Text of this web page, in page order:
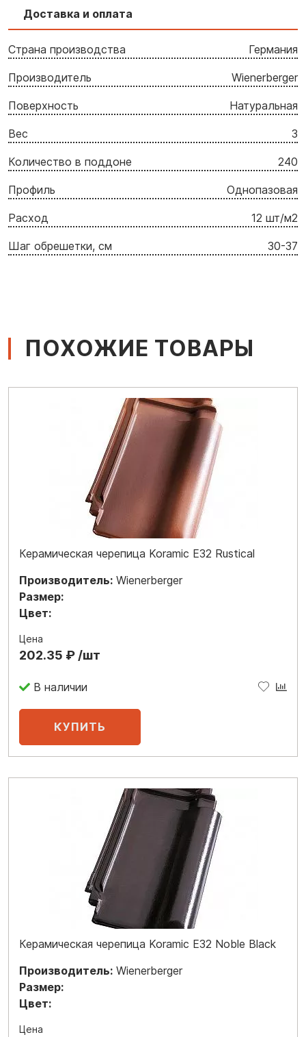
Доставка и оплата
Страна производства Германия
Производитель Wienerberger
Поверхность Натуральная
Вес 3
Количество в поддоне 240
Профиль Однопазовая
Расход 12 шт/м2
Шаг обрешетки, см 30-37
ПОХОЖИЕ ТОВАРЫ
Керамическая черепица Koramic E32 Rustical
Производитель: Wienerberger
Размер:
Цвет:
Цена
202.35 ₽ /шт
В наличии
Керамическая черепица Koramic E32 Noble Black
Производитель: Wienerberger
Размер:
Цвет:
Цена